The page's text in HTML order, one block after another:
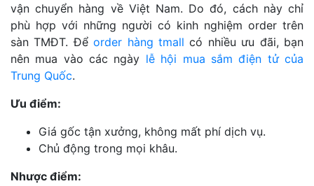
vận chuyển hàng về Việt Nam. Do đó, cách này chỉ
phù hợp với những người có kinh nghiệm order trên
sàn TMĐT. Đểorder hàng tmall có nhiều ưu đãi, bạn
nên mua vào các ngày lễ hội mua sắm điện tử của
Trung Quốc.
Ưu điểm:
Giá gốc tận xưởng, không mất phí dịch vụ.
Chủ động trong mọi khâu.
Nhược điểm: